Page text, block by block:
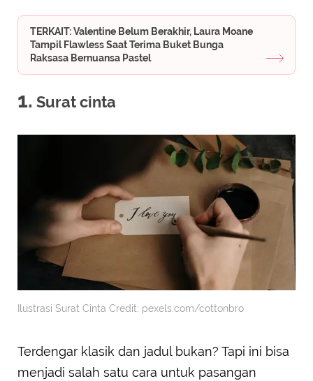
TERKAIT: Valentine Belum Berakhir, Laura Moane
Tampil Flawless Saat Terima Buket Bunga
Raksasa Bernuansa Pastel
1. Surat cinta
Ilustrasi Surat Cinta Credit: pexels.com/cottonbro
Terdengar klasik dan jadul bukan? Tapi ini bisa
menjadi salah satu cara untuk pasangan